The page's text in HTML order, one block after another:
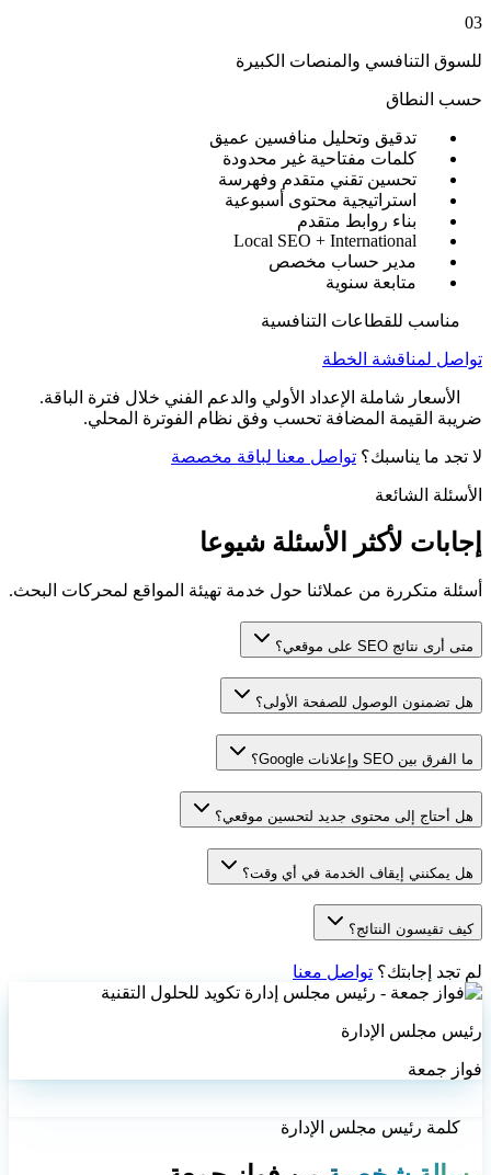
03
للسوق التنافسي والمنصات الكبيرة
حسب النطاق
تدقيق وتحليل منافسين عميق
كلمات مفتاحية غير محدودة
تحسين تقني متقدم وفهرسة
استراتيجية محتوى أسبوعية
بناء روابط متقدم
Local SEO + International
مدير حساب مخصص
متابعة سنوية
مناسب للقطاعات التنافسية
تواصل لمناقشة الخطة
الأسعار شاملة الإعداد الأولي والدعم الفني خلال فترة الباقة.
ضريبة القيمة المضافة تحسب وفق نظام الفوترة المحلي.
لا تجد ما يناسبك؟ تواصل معنا لباقة مخصصة
الأسئلة الشائعة
إجابات لأكثر الأسئلة شيوعا
أسئلة متكررة من عملائنا حول خدمة تهيئة المواقع لمحركات البحث.
متى أرى نتائج SEO على موقعي؟
هل تضمنون الوصول للصفحة الأولى؟
ما الفرق بين SEO وإعلانات Google؟
هل أحتاج إلى محتوى جديد لتحسين موقعي؟
هل يمكنني إيقاف الخدمة في أي وقت؟
كيف تقيسون النتائج؟
لم تجد إجابتك؟ تواصل معنا
رئيس مجلس الإدارة
فواز جمعة
كلمة رئيس مجلس الإدارة